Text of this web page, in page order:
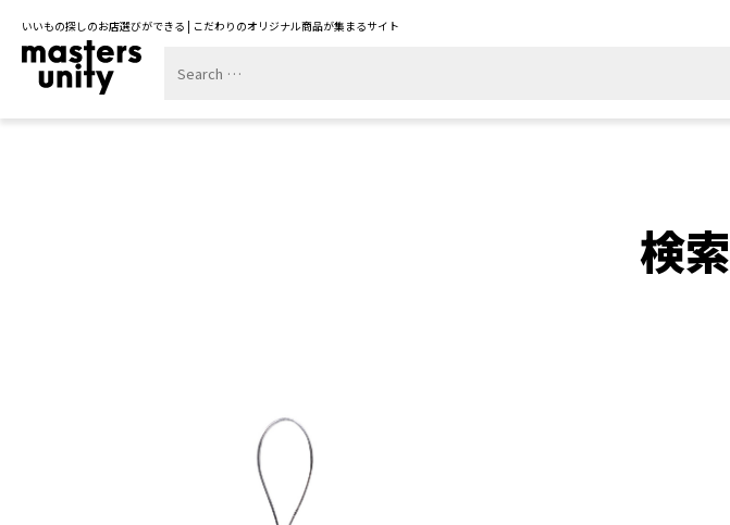
いいもの探しのお店選びができる | こだわりのオリジナル商品が集まるサイト
検索